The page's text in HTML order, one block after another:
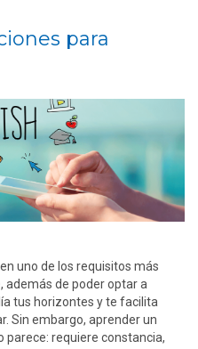
para
uno de los requisitos más
además de poder optar a
tus horizontes y te facilita
Sin embargo, aprender un
parece: requiere constancia,